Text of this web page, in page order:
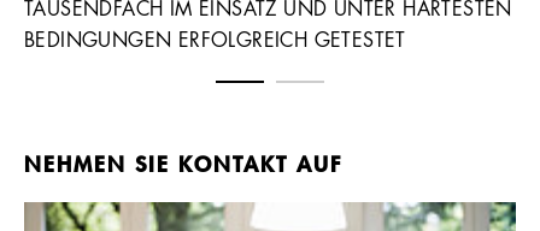
TAUSENDFACH IM EINSATZ UND UNTER HÄRTESTEN
BEDINGUNGEN ERFOLGREICH GETESTET
NEHMEN SIE KONTAKT AUF